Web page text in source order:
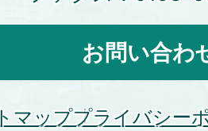
お問い合わ
マッププライバシー